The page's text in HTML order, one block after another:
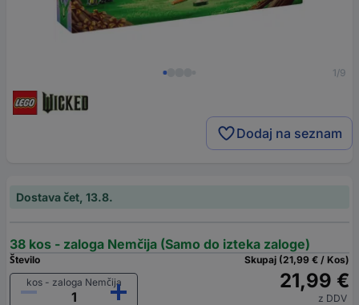
1/9
Dodaj na seznam
Dostava čet, 13.8.
38 kos - zaloga Nemčija (Samo do izteka zaloge)
Število
kos - zaloga Nemčija
Skupaj (21,99 € / Kos)
21,99 €
z DDV